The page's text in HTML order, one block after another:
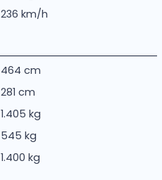
236 km/h
464 cm
281 cm
1.405 kg
545 kg
1.400 kg